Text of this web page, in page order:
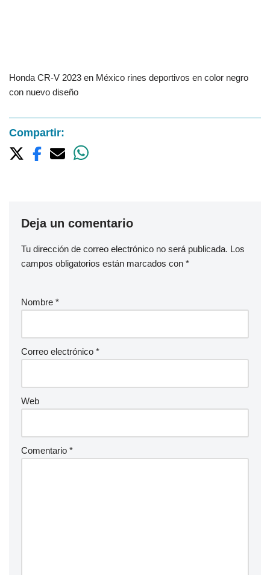
Honda CR-V 2023 en México rines deportivos en color negro
con nuevo diseño
Compartir:
Deja un comentario
Tu dirección de correo electrónico no será publicada. Los
campos obligatorios están marcados con *
Nombre *
Correo electrónico *
Web
Comentario *